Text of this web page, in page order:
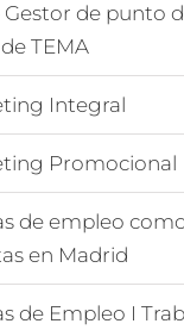
Gestor de punto
TEMA
Integral
Promocional
de empleo
en Madrid
de Empleo I